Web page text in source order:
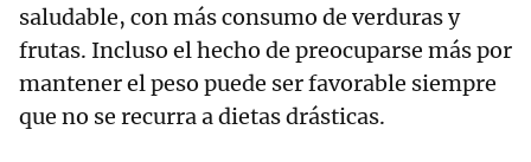
saludable, con más consumo de verduras y
frutas. Incluso el hecho de preocuparse más por
mantener el peso puede ser favorable siempre
que no se recurra a dietas drásticas.